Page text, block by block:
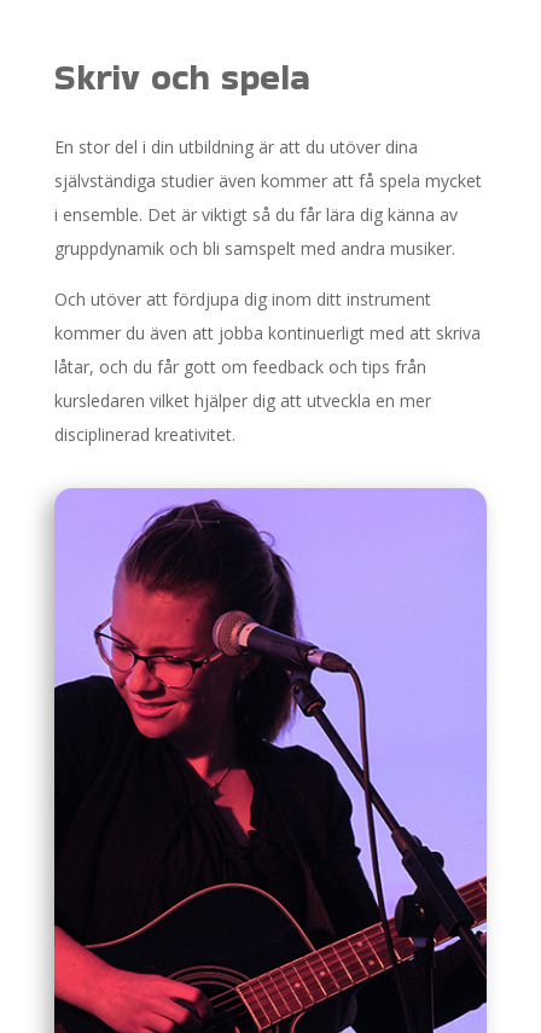
Skriv och spela
En stor del i din utbildning är att du utöver dina
självständiga studier även kommer att få spela mycket
i ensemble. Det är viktigt så du får lära dig känna av
gruppdynamik och bli samspelt med andra musiker.
Och utöver att fördjupa dig inom ditt instrument
kommer du även att jobba kontinuerligt med att skriva
låtar, och du får gott om feedback och tips från
kursledaren vilket hjälper dig att utveckla en mer
disciplinerad kreativitet.